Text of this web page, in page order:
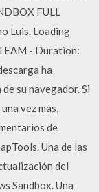
FULL
Luis. Loading
- Duration:
ha
su navegador. Si
vez más,
de
Una de las
del
Sandbox. Una